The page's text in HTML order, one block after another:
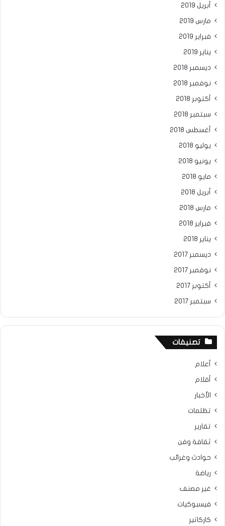
أبريل 2019
مارس 2019
فبراير 2019
يناير 2019
ديسمبر 2018
نوفمبر 2018
أكتوبر 2018
سبتمبر 2018
أغسطس 2018
يوليو 2018
يونيو 2018
مايو 2018
أبريل 2018
مارس 2018
فبراير 2018
يناير 2018
ديسمبر 2017
نوفمبر 2017
أكتوبر 2017
سبتمبر 2017
تصنيفات
أعلام
أقلام
الأخبار
تظلمات
تقارير
ثقافة وفن
حوادث وغرائب
رياضة
غير مصنف
فيسبوكيات
كاركاتير